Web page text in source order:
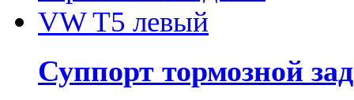
Суппорт тормозной